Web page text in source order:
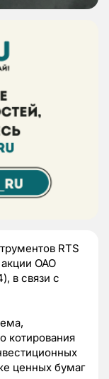
RTS
ОАО
в связи с
котирования
ценных бумаг